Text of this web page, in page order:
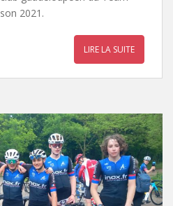
2021.
LIRE LA SUITE